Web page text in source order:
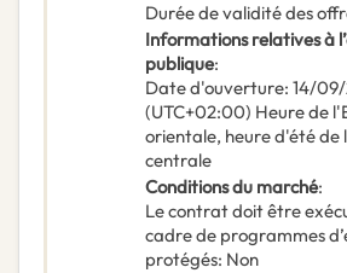
Durée de validité des
Informations relatives à
publique:
Date d'ouverture: 14/
(UTC+02:00) Heure de
orientale, heure d'été de
centrale
Conditions du marché:
Le contrat doit être
cadre de programmes
protégés: Non